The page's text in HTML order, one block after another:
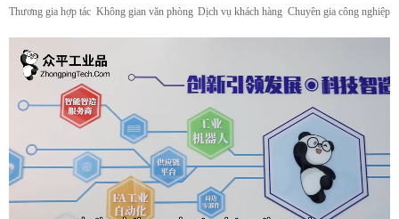
Thương gia hợp tác Không gian văn phòng Dịch vụ khách hàng Chuyên gia công nghiệp